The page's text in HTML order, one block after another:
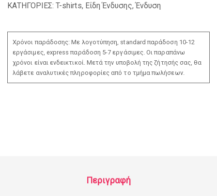
ΚΑΤΗΓΟΡΙΕΣ: T-shirts, Είδη Ένδυσης,Ένδυση
Χρόνοι παράδοσης: Με λογοτύπηση, standard παράδοση 10-12
εργάσιμες, express παράδοση 5-7 εργάσιμες. Οι παραπάνω
χρόνοι είναι ενδεικτικοί. Μετά την υποβολή της ζήτησής σας, θα
λάβετε αναλυτικές πληροφορίες από το τμήμα πωλήσεων.
Περιγραφή